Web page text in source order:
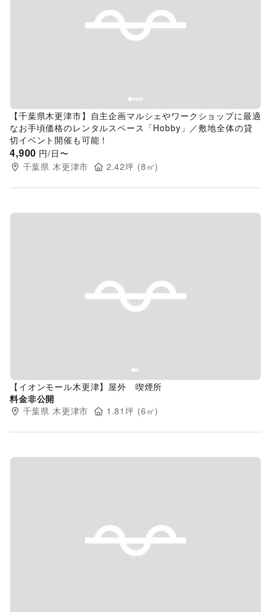
Previous slide
【千葉県木更津市】自主企画マルシェやワークショップに最適
なお手頃価格のレンタルスペース「Hobby」／敷地全体の貸
切イベント開催も可能！
4,900 円/日〜
千葉県 木更津市 2.42坪 (8 ㎡)
Previous slide
【イオンモール木更津】屋外 喫煙所
料金非公開
千葉県 木更津市 1.81坪 (6 ㎡)
Previous slide